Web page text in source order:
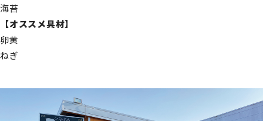
海苔
【オススメ具材】
卵黄
ねぎ